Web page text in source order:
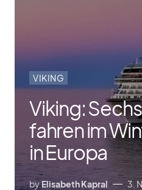
VIKING
Viking:
fahren im
in Europa
byElisabeth Kapral 3.